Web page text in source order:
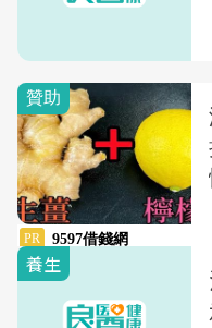
養生